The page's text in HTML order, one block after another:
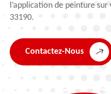
l’application de peinture
33190.
Contactez-Nous